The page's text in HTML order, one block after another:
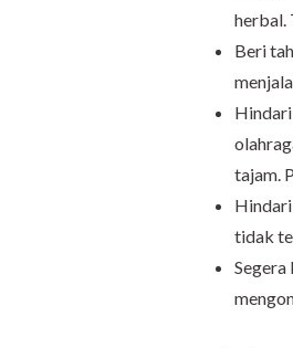
herbal.
Beri
tajam.
tidak